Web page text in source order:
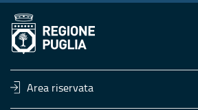
Area riservata